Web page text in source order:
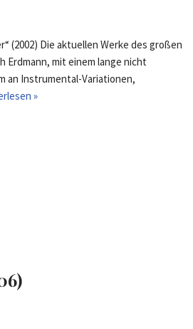
(2002) Die aktuellen Werke des großen
Erdmann, mit einem lange nicht
an Instrumental-Variationen,
»